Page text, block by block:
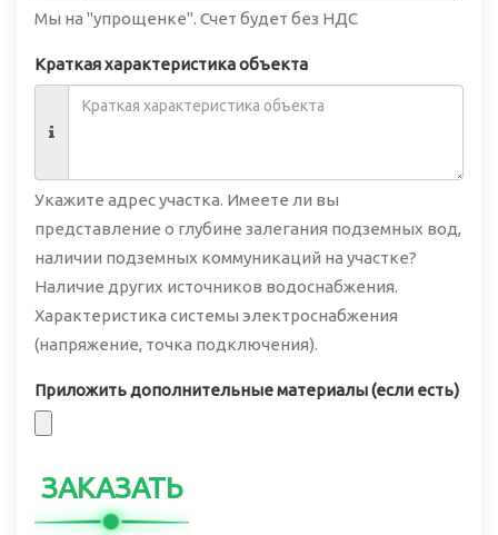
Мы на "упрощенке". Счет будет без НДС
Краткая характеристика объекта
Укажите адрес участка. Имеете ли вы
представление о глубине залегания подземных вод,
наличии подземных коммуникаций на участке?
Наличие других источников водоснабжения.
Характеристика системы электроснабжения
(напряжение, точка подключения).
Приложить дополнительные материалы (если есть)